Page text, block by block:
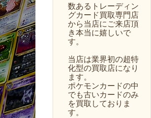
数あるトレーディン
グカード買取専門店
から当店にご来店頂
き本当に嬉しいで
す。
当店は業界初の超特
化型の買取店になり
ます。
ポケモンカードの中
でも古いカードのみ
を買取しておりま
す。